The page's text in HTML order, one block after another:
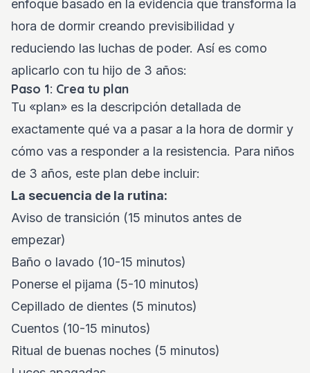
enfoque basado en la evidencia que transforma la
hora de dormir creando previsibilidad y
reduciendo las luchas de poder. Así es como
aplicarlo con tu hijo de 3 años:
Paso 1: Crea tu plan
Tu «plan» es la descripción detallada de
exactamente qué va a pasar a la hora de dormir y
cómo vas a responder a la resistencia. Para niños
de 3 años, este plan debe incluir:
La secuencia de la rutina:
Aviso de transición (15 minutos antes de
empezar)
Baño o lavado (10-15 minutos)
Ponerse el pijama (5-10 minutos)
Cepillado de dientes (5 minutos)
Cuentos (10-15 minutos)
Ritual de buenas noches (5 minutos)